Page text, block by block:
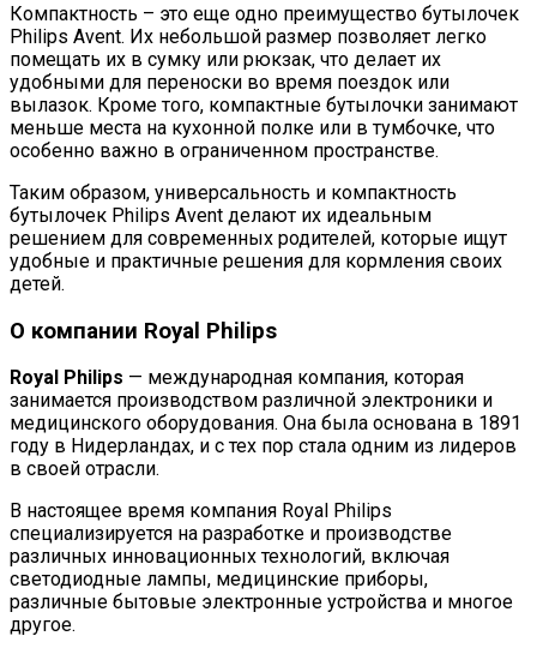
Компактность – это еще одно преимущество бутылочек
Philips Avent. Их небольшой размер позволяет легко
помещать их в сумку или рюкзак, что делает их
удобными для переноски во время поездок или
вылазок. Кроме того, компактные бутылочки занимают
меньше места на кухонной полке или в тумбочке, что
особенно важно в ограниченном пространстве.
Таким образом, универсальность и компактность
бутылочек Philips Avent делают их идеальным
решением для современных родителей, которые ищут
удобные и практичные решения для кормления своих
детей.
О компании Royal Philips
Royal Philips — международная компания, которая
занимается производством различной электроники и
медицинского оборудования. Она была основана в 1891
году в Нидерландах, и с тех пор стала одним из лидеров
в своей отрасли.
В настоящее время компания Royal Philips
специализируется на разработке и производстве
различных инновационных технологий, включая
светодиодные лампы, медицинские приборы,
различные бытовые электронные устройства и многое
другое.